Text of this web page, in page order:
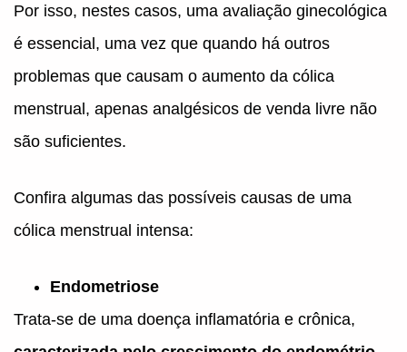
Por isso, nestes casos, uma avaliação ginecológica
é essencial, uma vez que quando há outros
problemas que causam o aumento da cólica
menstrual, apenas analgésicos de venda livre não
são suficientes.
Confira algumas das possíveis causas de uma
cólica menstrual intensa:
Endometriose
Trata-se de uma doença inflamatória e crônica,